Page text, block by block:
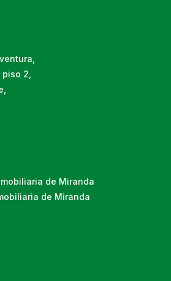
2,
de Miranda
de Miranda